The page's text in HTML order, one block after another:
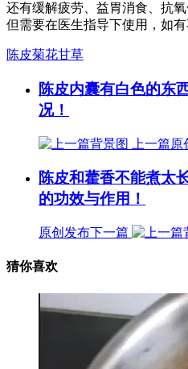
还有缓解疲劳、益胃消食、抗
但需要在医生指导下使用，如有
陈皮菊花甘草
陈皮内囊有白色的东
况！
上一篇原
陈皮和藿香不能煮太
的功效与作用！
原创发布下一篇
猜你喜欢